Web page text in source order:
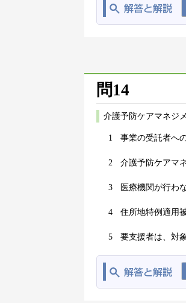
問14
介護予防ケアマネジ
1 事業の受託者へ
2 介護予防ケアマ
3 医療機関が行わ
4 住所地特例適用
5 要支援者は、対